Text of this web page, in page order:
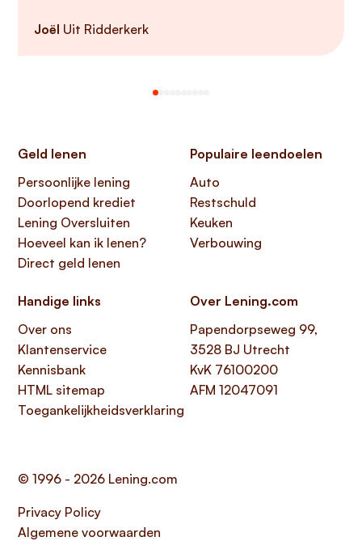
Joël Uit Ridderkerk
Geld lenen
Persoonlijke lening
Doorlopend krediet
Lening Oversluiten
Hoeveel kan ik lenen?
Direct geld lenen
Populaire leendoelen
Auto
Restschuld
Keuken
Verbouwing
Handige links
Over ons
Klantenservice
Kennisbank
HTML sitemap
Toegankelijkheidsverklaring
Over Lening.com
Papendorpseweg 99,
3528 BJ Utrecht
KvK 76100200
AFM 12047091
© 1996 - 2026 Lening.com
Privacy Policy
Algemene voorwaarden